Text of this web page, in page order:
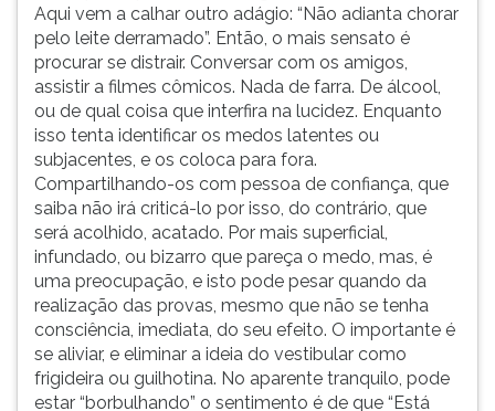
Aqui vem a calhar outro adágio: “Não adianta chorar
pelo leite derramado”. Então, o mais sensato é
procurar se distrair. Conversar com os amigos,
assistir a filmes cômicos. Nada de farra. De álcool,
ou de qual coisa que interfira na lucidez. Enquanto
isso tenta identificar os medos latentes ou
subjacentes, e os coloca para fora.
Compartilhando-os com pessoa de confiança, que
saiba não irá criticá-lo por isso, do contrário, que
será acolhido, acatado. Por mais superficial,
infundado, ou bizarro que pareça o medo, mas, é
uma preocupação, e isto pode pesar quando da
realização das provas, mesmo que não se tenha
consciência, imediata, do seu efeito. O importante é
se aliviar, e eliminar a ideia do vestibular como
frigideira ou guilhotina. No aparente tranquilo, pode
estar “borbulhando” o sentimento é de que “Está